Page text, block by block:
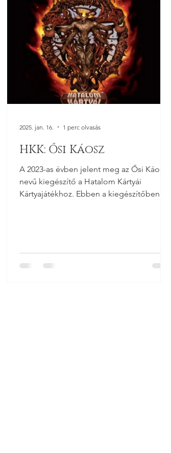
HKK: Ősi Káosz
A 2023-as évben jelent meg az Ősi Káosz
nevű kiegészítő a Hatalom Kártyái
Kártyajátékhoz. Ebben a kiegészítőben
2025. jan. 16. 1 perc olvasás